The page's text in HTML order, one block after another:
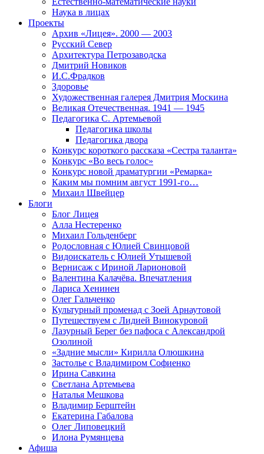
Наука в лицах
Проекты
Архив «Лицея». 2000 — 2003
Русский Север
Архитектура Петрозаводска
Дмитрий Новиков
И.С.Фрадков
Здоровье
Художественная галерея Дмитрия Москина
Великая Отечественная. 1941 — 1945
Педагогика С. Артемьевой
Педагогика школы
Педагогика двора
Конкурс короткого рассказа «Сестра таланта»
Конкурс «Во весь голос»
Конкурс новой драматургии «Ремарка»
Каким мы помним август 1991-го…
Михаил Швейцер
Блоги
Блог Лицея
Алла Нестеренко
Михаил Гольденберг
Родословная с Юлией Свинцовой
Видоискатель с Юлией Утышевой
Вернисаж с Ириной Ларионовой
Валентина Калачёва. Впечатления
Лариса Хенинен
Олег Гальченко
Культурный променад с Зоей Арнаутовой
Путешествуем с Лидией Винокуровой
Лазурный Берег без пафоса с Александрой
Озолиной
«Задние мысли» Кирилла Олюшкина
Застолье с Владимиром Софиенко
Ирина Савкина
Светлана Артемьева
Наталья Мешкова
Владимир Берштейн
Екатерина Габалова
Олег Липовецкий
Илона Румянцева
Афиша